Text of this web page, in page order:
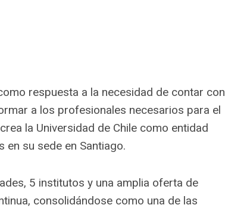
respuesta a la necesidad de contar con
a los profesionales necesarios para el
la Universidad de Chile como entidad
en su sede en Santiago.
5 institutos y una amplia oferta de
consolidándose como una de las